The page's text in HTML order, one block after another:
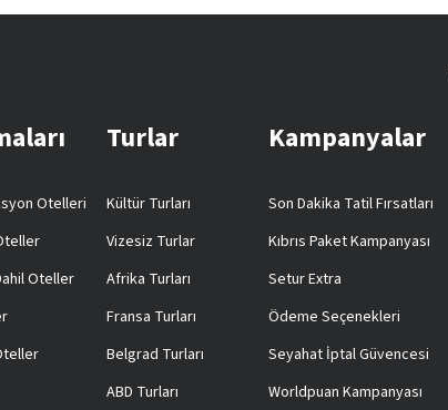
Otelleri
Oteller
Turlar
Kültür Turları
Vizesiz Turlar
Afrika Turları
Fransa Turları
Belgrad Turları
ABD Turları
Kampanyalar
Son Dakika Tatil Fırsatları
Kıbrıs Paket Kampanyası
Setur Extra
Ödeme Seçenekleri
Seyahat İptal Güvencesi
Worldpuan Kampanyası